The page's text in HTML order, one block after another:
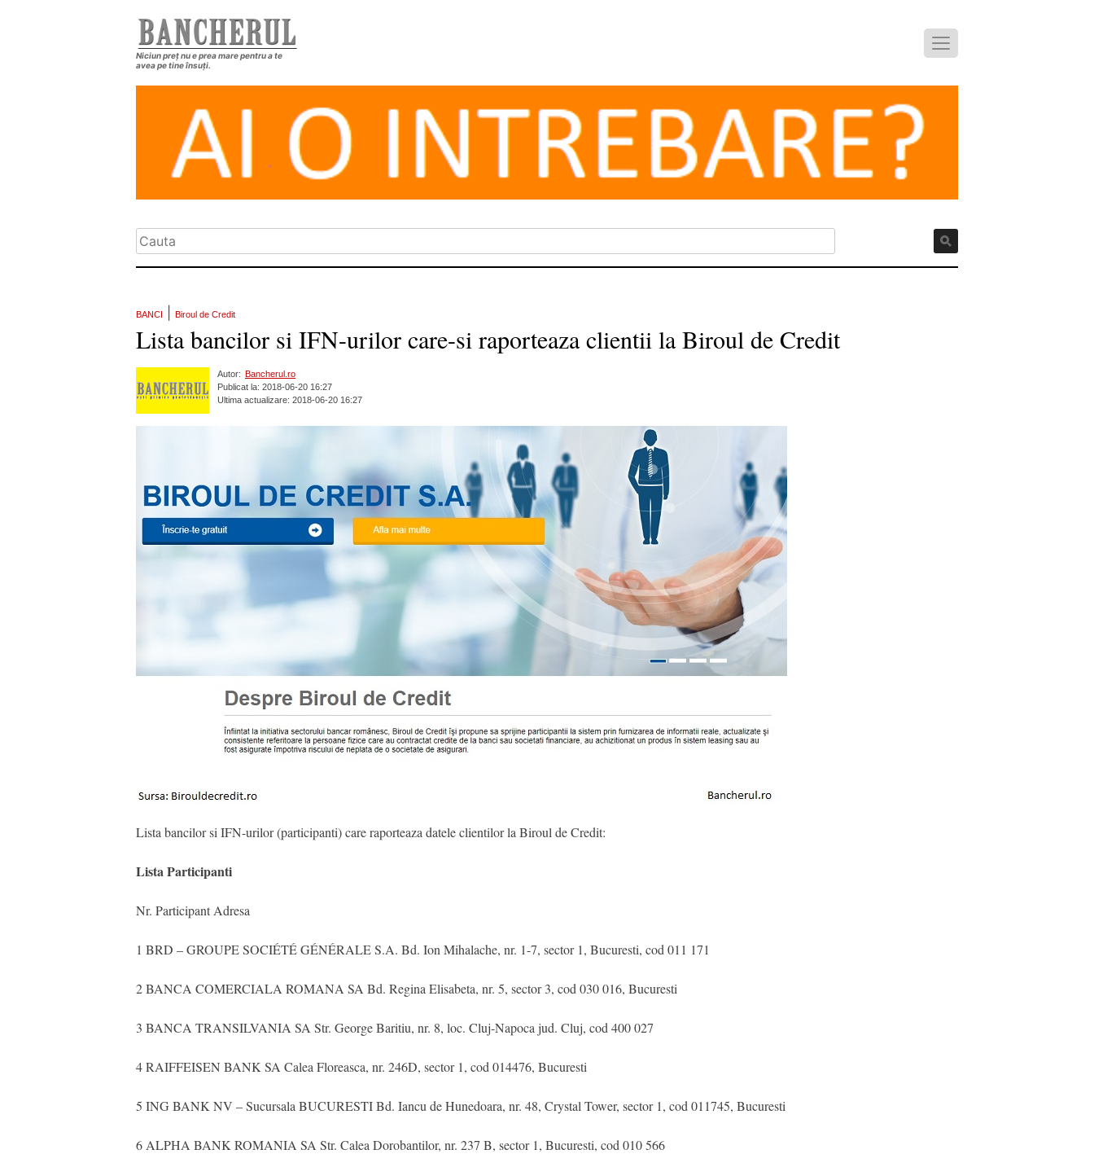
Niciun preț nu e prea mare pentru a te
avea pe tine însuți.
BANCI Biroul de Credit
Lista bancilor si IFN-urilor care-si raporteaza clientii la Biroul de Credit
Autor:
Bancherul.ro
Publicat la: 2018-06-20 16:27
Ultima actualizare: 2018-06-20 16:27
Lista bancilor si IFN-urilor (participanti) care raporteaza datele clientilor la Biroul de Credit:
Lista Participanti
Nr. Participant Adresa
1 BRD – GROUPE SOCIÉTÉ GÉNÉRALE S.A. Bd. Ion Mihalache, nr. 1-7, sector 1, Bucuresti, cod 011 171
2 BANCA COMERCIALA ROMANA SA Bd. Regina Elisabeta, nr. 5, sector 3, cod 030 016, Bucuresti
3 BANCA TRANSILVANIA SA Str. George Baritiu, nr. 8, loc. Cluj-Napoca jud. Cluj, cod 400 027
4 RAIFFEISEN BANK SA Calea Floreasca, nr. 246D, sector 1, cod 014476, Bucuresti
5 ING BANK NV – Sucursala BUCURESTI Bd. Iancu de Hunedoara, nr. 48, Crystal Tower, sector 1, cod 011745, Bucuresti
6 ALPHA BANK ROMANIA SA Str. Calea Dorobantilor, nr. 237 B, sector 1, Bucuresti, cod 010 566